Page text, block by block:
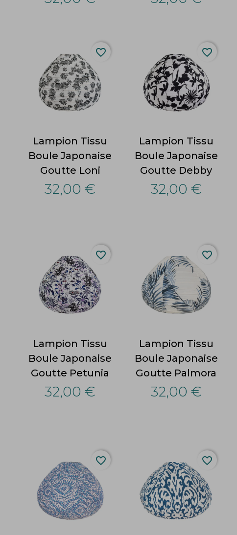
Lampion Tissu
Boule Japonaise
Goutte Loni
32,00 €
favorite_border
Lampion Tissu
Boule Japonaise
Goutte Debby
32,00 €
favorite_border
Lampion Tissu
Boule Japonaise
Goutte Petunia
32,00 €
favorite_border
Lampion Tissu
Boule Japonaise
Goutte Palmora
32,00 €
favorite_border
favorite_border favorite_border